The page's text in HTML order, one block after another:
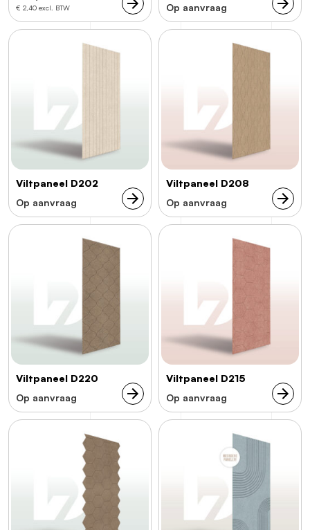
€ 2,40 excl. BTW Op aanvraag
Viltpaneel D202
Op aanvraag
Viltpaneel D208
Op aanvraag
Viltpaneel D220
Op aanvraag
Viltpaneel D215
Op aanvraag